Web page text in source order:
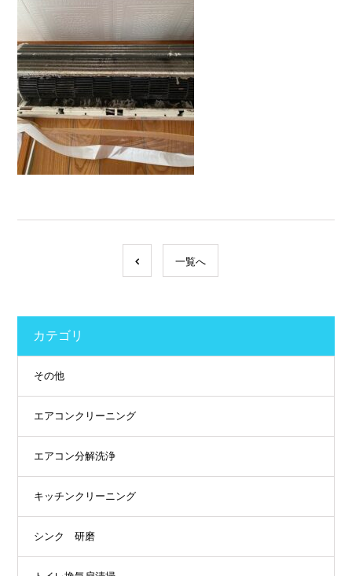
一覧へ
カテゴリ
その他
エアコンクリーニング
エアコン分解洗浄
キッチンクリーニング
シンク 研磨